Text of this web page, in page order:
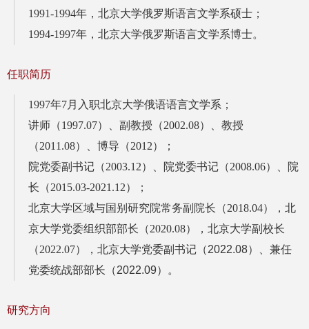
1991-1994年 ，北京大学俄罗斯语言文学系硕士；
1994-1997年 ，北京大学俄罗斯语言文学系博士。
任职简历
1997年7月入职北京大学俄语语言文学系；
讲师（1997.07）、副教授（2002.08）、教授
（2011.08）、博导（2012）；
院党委副书记（2003.12）、院党委书记（2008.06）、院
长（2015.03-2021.12）；
北京大学区域与国别研究院常务副院长（2018.04），北
京大学党委组织部部长（2020.08），北京大学副校长
（2022.07）， 北京大学党委副书记（2022.08）、兼任
党委统战部部长（2022.09）。
研究方向